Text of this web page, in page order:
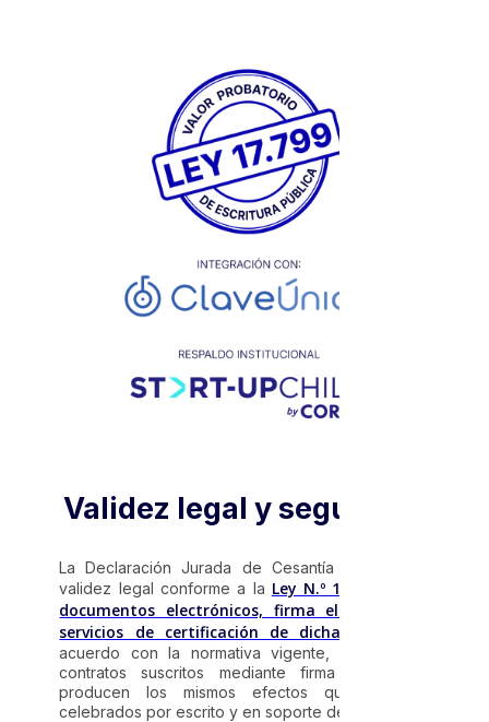
Validez legal y seguridad
La Declaración Jurada de Cesantía cuenta con
validez legal conforme a la Ley N.º 19.799 sobre
documentos electrónicos, firma electrónica y
servicios de certificación de dicha firma.
acuerdo con la normativa vigente, los actos y
contratos suscritos mediante firma electrónica
producen los mismos efectos que aquellos
celebrados por escrito y en soporte de papel.